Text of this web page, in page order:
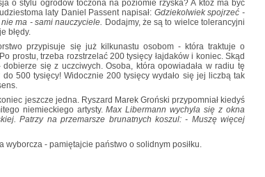
o stylu ogrodów toczona na poziomie rżyska? A któż ma być
laty Daniel Passent napisał: Gdziekolwiek spojrzeć -
ma - sami nauczyciele. Dodajmy, że są to wielce tolerancyjni
błędy.
przypisuje się już kilkunastu osobom - która traktuje o
prostu, trzeba rozstrzelać 200 tysięcy łajdaków i koniec. Skąd
się z uczciwych. Osoba, która opowiadała w radiu tę
do 500 tysięcy! Widocznie 200 tysięcy wydało się jej liczbą tak
jeszcze jedna. Ryszard Marek Groński przypomniał kiedyś
niemieckiego artysty.Max Libermann wychyla się z okna
Patrzy na przemarsze brunatnych koszul: - Muszę więcej
- pamiętajcie państwo o solidnym posiłku.